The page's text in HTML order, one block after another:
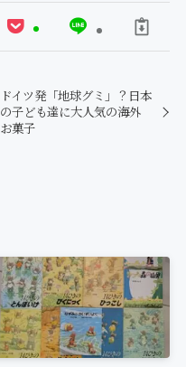
ドイツ発「地球グミ」？日本
の子ども達に大人気の海外
お菓子